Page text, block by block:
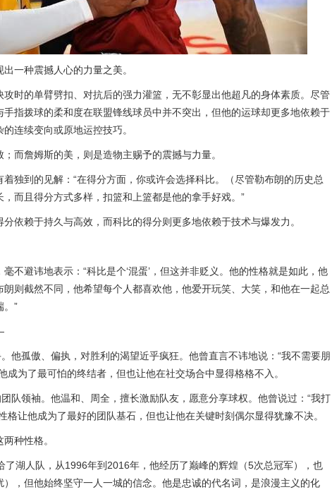
一种震撼人心的力量之美。
时的单臂劈扣、对抗后的强力灌篮，无不彰显出他超凡的身体素质。尽管
指拨球的柔和度在联盟锋线球员中并不突出，但他的运球却更多地依赖于
连续变向或原地运控技巧。
而詹姆斯的美，则是造物主赐予的震撼与力量。
独到的见解：“在得分方面，你或许会选择科比。（尽管勒布朗的历史总
而且得分方式多样，扣篮和上篮都是他的拿手好戏。”
依赖于持久与高效，而科比的得分则更多地依赖于技术与爆发力。
不避讳地表示：“科比是个‘混蛋’，但这并非贬义。他的性格就是如此，他
则截然不同，他希望每个人都喜欢他，他爱开玩笑、大笑，和他在一起总
。”
他孤傲、偏执，对胜利的渴望近乎疯狂。他曾直言不讳地说：“我不需要朋
成为了最可怕的终结者，但也让他在社交场合中显得格格不入。
队领袖。他温和、周全，擅长激励队友，愿意分享球权。他曾说过：“我打
格让他成为了最好的团队基石，但也让他在关键时刻偶尔显得犹豫不决。
种性格。
了湖人队，从1996年到2016年，他经历了巅峰的辉煌（5次总冠军），也
，但他始终坚守一人一城的信念。他是忠诚的代名词，是浪漫主义的化